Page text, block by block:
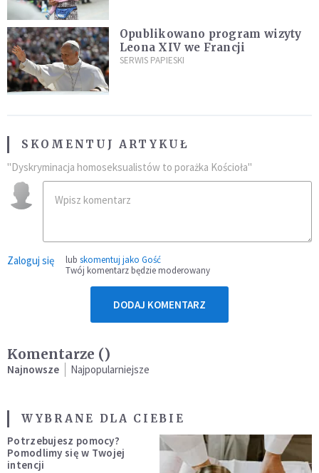
Opublikowano program wizyty
Leona XIV we Francji
SERWIS PAPIESKI
SKOMENTUJ ARTYKUŁ
"Dyskryminacja homoseksualistów to porażka Kościoła"
Zaloguj się lub skomentuj jako Gość
Twój komentarz będzie moderowany
DODAJ KOMENTARZ
Komentarze ()
Najnowsze Najpopularniejsze
WYBRANE DLA CIEBIE
Potrzebujesz pomocy?
Pomodlimy się w Twojej
intencji